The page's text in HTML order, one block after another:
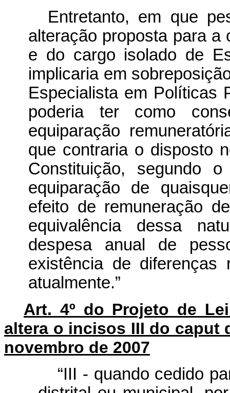
Entretanto, em que
alteração proposta para a
e do cargo isolado de
implicaria em
Especialista em Políticas
poderia ter como
equiparação
que contraria o disposto
Constituição, segundo
equiparação de
efeito de remuneração
equivalência dessa
despesa anual de
existência de diferenças
atualmente.”
Art. 4º do Projeto de
altera o incisos III do caput
novembro de 2007
“III - quando cedido